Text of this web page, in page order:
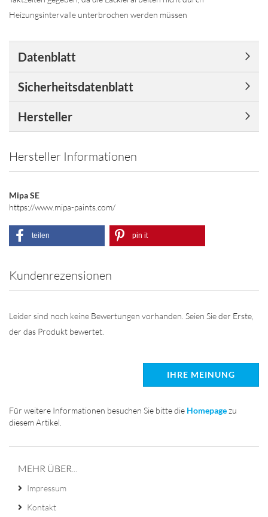
Heizungsintervalle unterbrochen werden müssen
Datenblatt
Sicherheitsdatenblatt
Hersteller
Hersteller Informationen
Mipa SE
https://www.mipa-paints.com/
teilen pin it
Kundenrezensionen
Leider sind noch keine Bewertungen vorhanden. Seien Sie der Erste,
der das Produkt bewertet.
IHRE MEINUNG
Für weitere Informationen besuchen Sie bitte die Homepagezu
diesem Artikel.
MEHR ÜBER...
Impressum
Kontakt